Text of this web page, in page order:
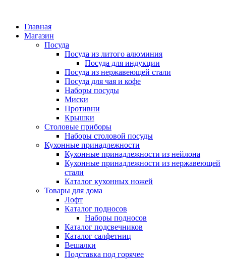
Главная
Магазин
Посуда
Посуда из литого алюминия
Посуда для индукции
Посуда из нержавеющей стали
Посуда для чая и кофе
Наборы посуды
Миски
Противни
Крышки
Столовые приборы
Наборы столовой посуды
Кухонные принадлежности
Кухонные принадлежности из нейлона
Кухонные принадлежности из нержавеющей
стали
Каталог кухонных ножей
Товары для дома
Лофт
Каталог подносов
Наборы подносов
Каталог подсвечников
Каталог салфетниц
Вешалки
Подставка под горячее